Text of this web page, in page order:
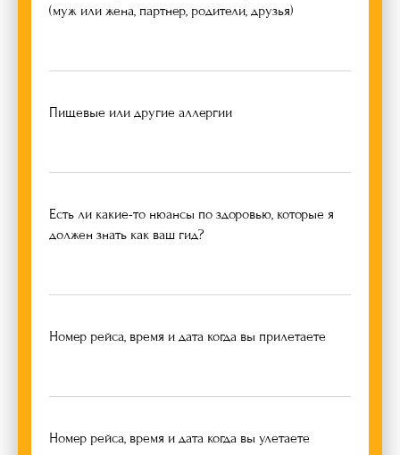
(муж или жена, партнер, родители, друзья)
Пищевые или другие аллергии
Есть ли какие-то нюансы по здоровью, которые я
должен знать как ваш гид?
Номер рейса, время и дата когда вы прилетаете
Номер рейса, время и дата когда вы улетаете